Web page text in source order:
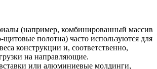
(например, комбинированный массив
щитовые полотна) часто используются для
конструкции и, соответственно,
на направляющие.
или алюминиевые молдинги,